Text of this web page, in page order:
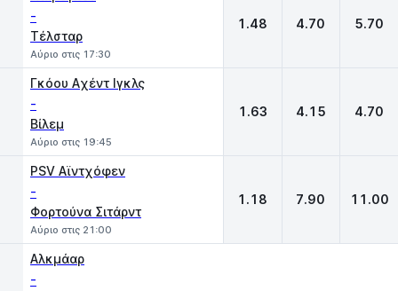
-
Τέλσταρ
Αύριο στις 17:30
1.48 4.70 5.70
Γκόου Aχέντ Ιγκλς
-
Βίλεμ
Αύριο στις 19:45
1.63 4.15 4.70
PSV Αϊντχόφεν
-
Φορτούνα Σιτάρντ
Αύριο στις 21:00
1.18 7.90 11.00
Αλκμάαρ
-